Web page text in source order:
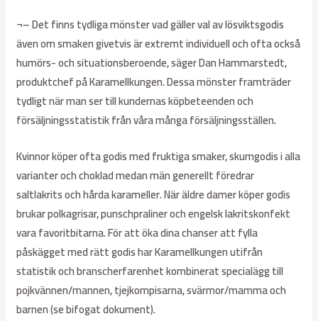
¬– Det finns tydliga mönster vad gäller val av lösviktsgodis
även om smaken givetvis är extremt individuell och ofta också
humörs- och situationsberoende, säger Dan Hammarstedt,
produktchef på Karamellkungen. Dessa mönster framträder
tydligt när man ser till kundernas köpbeteenden och
försäljningsstatistik från våra många försäljningsställen.
Kvinnor köper ofta godis med fruktiga smaker, skumgodis i alla
varianter och choklad medan män generellt föredrar
saltlakrits och hårda karameller. När äldre damer köper godis
brukar polkagrisar, punschpraliner och engelsk lakritskonfekt
vara favoritbitarna. För att öka dina chanser att fylla
påskägget med rätt godis har Karamellkungen utifrån
statistik och branscherfarenhet kombinerat specialägg till
pojkvännen/mannen, tjejkompisarna, svärmor/mamma och
barnen (se bifogat dokument).